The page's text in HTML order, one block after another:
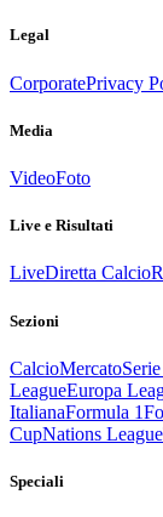
Legal
CorporatePrivacy
Media
VideoFoto
Live e Risultati
LiveDiretta Calcio
Sezioni
CalcioMercato
LeagueEuropa
ItalianaFormula 1
CupNations League
Speciali